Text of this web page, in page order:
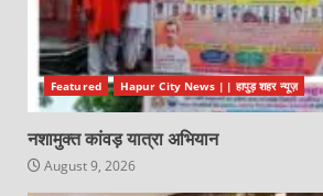
Featured Hapur City News || हापुड़ शहर न्यूज़
नशामुक्त कांवड़ यात्रा अभियान
August 9, 2026